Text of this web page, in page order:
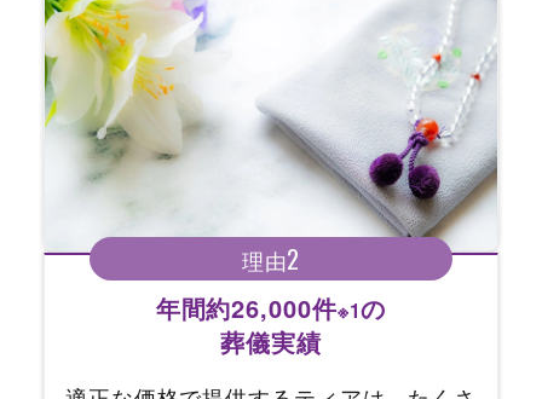
理由2
年間約26,000件※1の
葬儀実績